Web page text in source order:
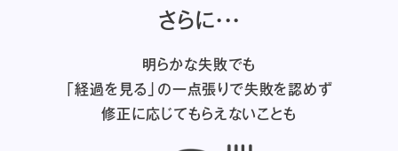
さらに・・・
明らかな失敗でも
「経過を見る」の一点張りで失敗を認めず
修正に応じてもらえないことも